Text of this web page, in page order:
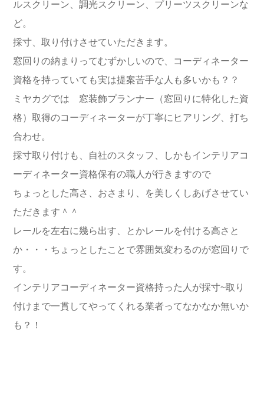
ルスクリーン、調光スクリーン、プリーツスクリーンな
ど。
採寸、取り付けさせていただきます。
窓回りの納まりってむずかしいので、コーディネーター
資格を持っていても実は提案苦手な人も多いかも？？
ミヤカグでは 窓装飾プランナー（窓回りに特化した資
格）取得のコーディネーターが丁寧にヒアリング、打ち
合わせ。
採寸取り付けも、自社のスタッフ、しかもインテリアコ
ーディネーター資格保有の職人が行きますので
ちょっとした高さ、おさまり、を美しくしあげさせてい
ただきます＾＾
レールを左右に幾ら出す、とかレールを付ける高さと
か・・・ちょっとしたことで雰囲気変わるのが窓回りで
す。
インテリアコーディネーター資格持った人が採寸~取り
付けまで一貫してやってくれる業者ってなかなか無いか
も？！